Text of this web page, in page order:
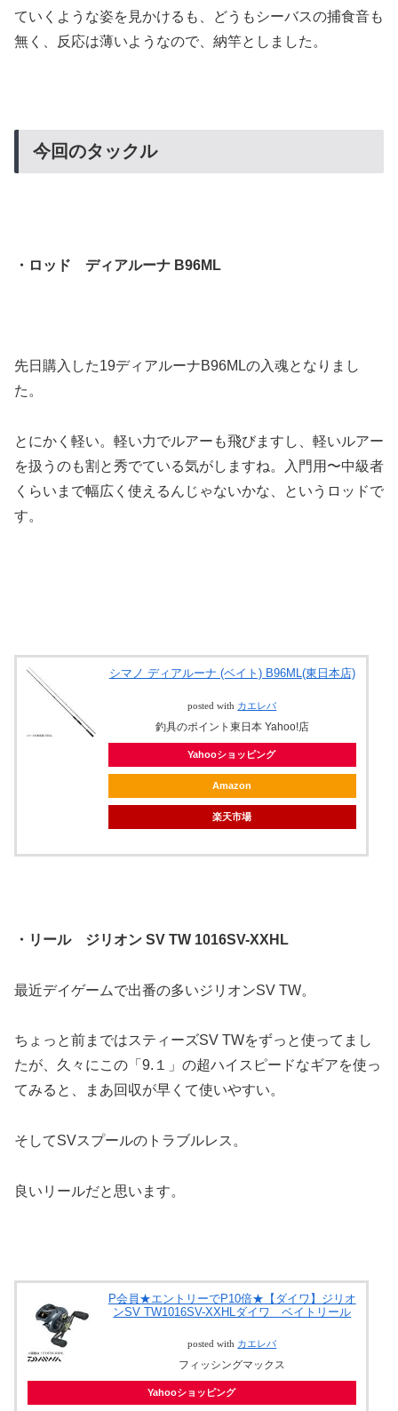
ていくような姿を見かけるも、どうもシーバスの捕食音も
無く、反応は薄いようなので、納竿としました。
今回のタックル
・ロッド ディアルーナ B96ML
先日購入した19ディアルーナB96MLの入魂となりまし
た。
とにかく軽い。軽い力でルアーも飛びますし、軽いルアー
を扱うのも割と秀でている気がしますね。入門用〜中級者
くらいまで幅広く使えるんじゃないかな、というロッドで
す。
シマノ ディアルーナ (ベイト) B96ML(東日本店)
posted with カエレバ
釣具のポイント東日本 Yahoo!店
Yahooショッピング
Amazon
楽天市場
・リール ジリオン SV TW 1016SV-XXHL
最近デイゲームで出番の多いジリオンSV TW。
ちょっと前まではスティーズSV TWをずっと使ってまし
たが、久々にこの「9.１」の超ハイスピードなギアを使っ
てみると、まあ回収が早くて使いやすい。
そしてSVスプールのトラブルレス。
良いリールだと思います。
P会員★エントリーでP10倍★【ダイワ】ジリオ
ンSV TW1016SV-XXHLダイワ ベイトリール
posted with カエレバ
フィッシングマックス
Yahooショッピング